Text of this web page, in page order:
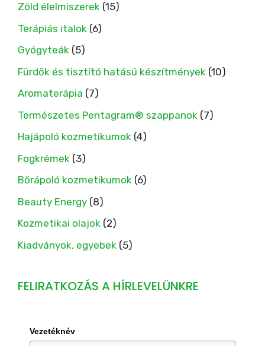
Zöld élelmiszerek (15)
Terápiás italok (6)
Gyógyteák (5)
Fürdők és tisztító hatású készítmények (10)
Aromaterápia (7)
Természetes Pentagram® szappanok (7)
Hajápoló kozmetikumok (4)
Fogkrémek (3)
Bőrápoló kozmetikumok (6)
Beauty Energy (8)
Kozmetikai olajok (2)
Kiadványok, egyebek (5)
FELIRATKOZÁS A HÍRLEVELÜNKRE
Vezetéknév